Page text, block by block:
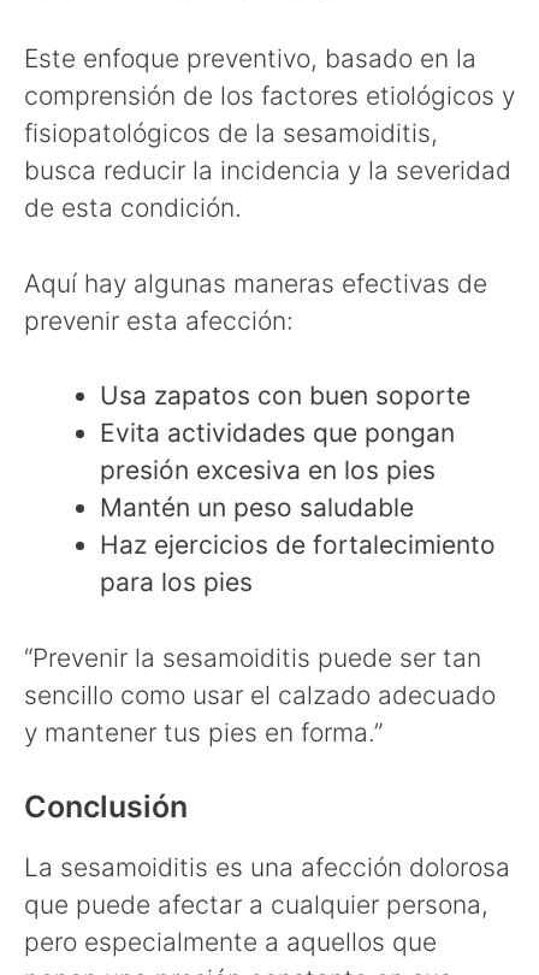
Este enfoque preventivo, basado en la
comprensión de los factores etiológicos y
fisiopatológicos de la sesamoiditis,
busca reducir la incidencia y la severidad
de esta condición.
Aquí hay algunas maneras efectivas de
prevenir esta afección:
Usa zapatos con buen soporte
Evita actividades que pongan
presión excesiva en los pies
Mantén un peso saludable
Haz ejercicios de fortalecimiento
para los pies
“Prevenir la sesamoiditis puede ser tan
sencillo como usar el calzado adecuado
y mantener tus pies en forma.”
Conclusión
La sesamoiditis es una afección dolorosa
que puede afectar a cualquier persona,
pero especialmente a aquellos que